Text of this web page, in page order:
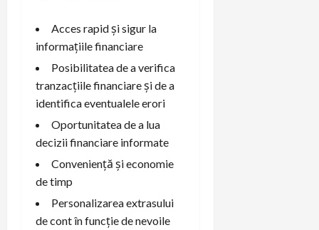
Acces rapid și sigur la
informațiile financiare
Posibilitatea de a verifica
tranzacțiile financiare și de a
identifica eventualele erori
Oportunitatea de a lua
decizii financiare informate
Conveniență și economie
de timp
Personalizarea extrasului
de cont în funcție de nevoile